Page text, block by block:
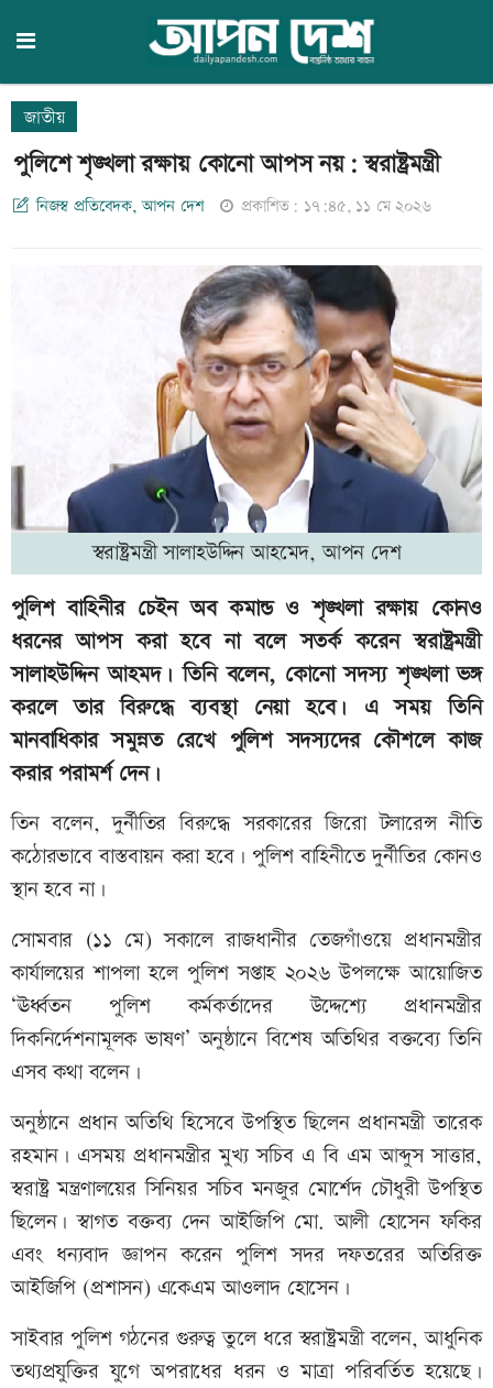
জাতীয়
পুলিশে শৃঙ্খলা রক্ষায় কোনো আপস নয়: স্বরাষ্ট্রমন্ত্রী
নিজস্ব প্রতিবেদক, আপন দেশ প্রকাশিত: ১৭:৪৫, ১১ মে ২০২৬
স্বরাষ্ট্রমন্ত্রী সালাহউদ্দিন আহমেদ, আপন দেশ
পুলিশ বাহিনীর চেইন অব কমান্ড ও শৃঙ্খলা রক্ষায় কোনও
ধরনের আপস করা হবে না বলে সতর্ক করেন স্বরাষ্ট্রমন্ত্রী
সালাহউদ্দিন আহমদ। তিনি বলেন, কোনো সদস্য শৃঙ্খলা ভঙ্গ
করলে তার বিরুদ্ধে ব্যবস্থা নেয়া হবে। এ সময় তিনি
মানবাধিকার সমুন্নত রেখে পুলিশ সদস্যদের কৌশলে কাজ
করার পরামর্শ দেন।
তিন বলেন, দুর্নীতির বিরুদ্ধে সরকারের জিরো টলারেন্স নীতি
কঠোরভাবে বাস্তবায়ন করা হবে। পুলিশ বাহিনীতে দুর্নীতির কোনও
স্থান হবে না।
সোমবার (১১ মে) সকালে রাজধানীর তেজগাঁওয়ে প্রধানমন্ত্রীর
কার্যালয়ের শাপলা হলে পুলিশ সপ্তাহ ২০২৬ উপলক্ষে আয়োজিত
‘ঊর্ধ্বতন পুলিশ কর্মকর্তাদের উদ্দেশ্যে প্রধানমন্ত্রীর
দিকনির্দেশনামূলক ভাষণ’ অনুষ্ঠানে বিশেষ অতিথির বক্তব্যে তিনি
এসব কথা বলেন।
অনুষ্ঠানে প্রধান অতিথি হিসেবে উপস্থিত ছিলেন প্রধানমন্ত্রী তারেক
রহমান। এসময় প্রধানমন্ত্রীর মুখ্য সচিব এ বি এম আব্দুস সাত্তার,
স্বরাষ্ট্র মন্ত্রণালয়ের সিনিয়র সচিব মনজুর মোর্শেদ চৌধুরী উপস্থিত
ছিলেন। স্বাগত বক্তব্য দেন আইজিপি মো. আলী হোসেন ফকির
এবং ধন্যবাদ জ্ঞাপন করেন পুলিশ সদর দফতরের অতিরিক্ত
আইজিপি (প্রশাসন) একেএম আওলাদ হোসেন।
সাইবার পুলিশ গঠনের গুরুত্ব তুলে ধরে স্বরাষ্ট্রমন্ত্রী বলেন, আধুনিক
তথ্যপ্রযুক্তির যুগে অপরাধের ধরন ও মাত্রা পরিবর্তিত হয়েছে।